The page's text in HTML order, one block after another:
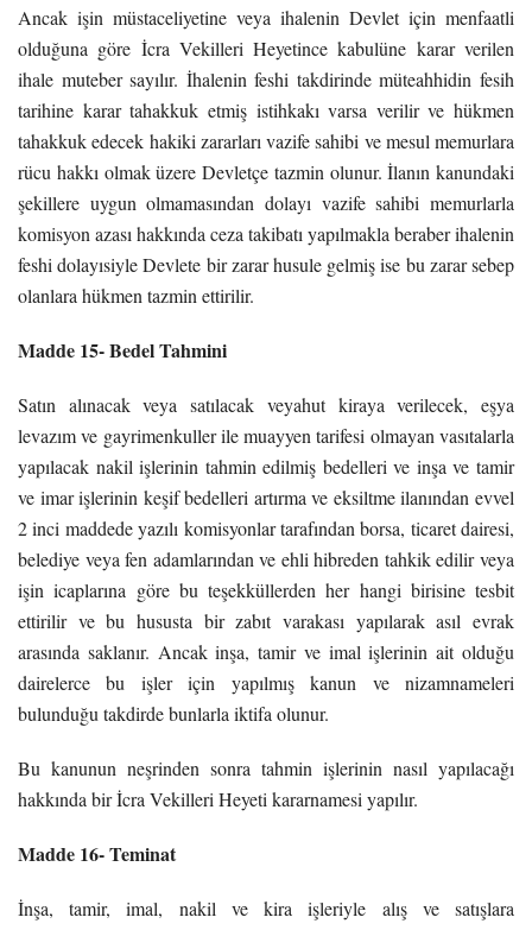
Ancak işin müstaceliyetine veya ihalenin Devlet için menfaatli
olduğuna göre İcra Vekilleri Heyetince kabulüne karar verilen
ihale muteber sayılır. İhalenin feshi takdirinde müteahhidin fesih
tarihine karar tahakkuk etmiş istihkakı varsa verilir ve hükmen
tahakkuk edecek hakiki zararları vazife sahibi ve mesul memurlara
rücu hakkı olmak üzere Devletçe tazmin olunur. İlanın kanundaki
şekillere uygun olmamasından dolayı vazife sahibi memurlarla
komisyon azası hakkında ceza takibatı yapılmakla beraber ihalenin
feshi dolayısiyle Devlete bir zarar husule gelmiş ise bu zarar sebep
olanlara hükmen tazmin ettirilir.
Madde 15- Bedel Tahmini
Satın alınacak veya satılacak veyahut kiraya verilecek, eşya
levazım ve gayrimenkuller ile muayyen tarifesi olmayan vasıtalarla
yapılacak nakil işlerinin tahmin edilmiş bedelleri ve inşa ve tamir
ve imar işlerinin keşif bedelleri artırma ve eksiltme ilanından evvel
2 inci maddede yazılı komisyonlar tarafından borsa, ticaret dairesi,
belediye veya fen adamlarından ve ehli hibreden tahkik edilir veya
işin icaplarına göre bu teşekküllerden her hangi birisine tesbit
ettirilir ve bu hususta bir zabıt varakası yapılarak asıl evrak
arasında saklanır. Ancak inşa, tamir ve imal işlerinin ait olduğu
dairelerce bu işler için yapılmış kanun ve nizamnameleri
bulunduğu takdirde bunlarla iktifa olunur.
Bu kanunun neşrinden sonra tahmin işlerinin nasıl yapılacağı
hakkında bir İcra Vekilleri Heyeti kararnamesi yapılır.
Madde 16- Teminat
İnşa, tamir, imal, nakil ve kira işleriyle alış ve satışlara